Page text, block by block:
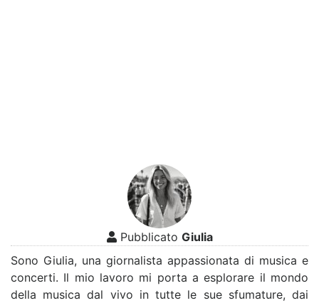
Pubblicato Giulia
Sono Giulia, una giornalista appassionata di musica e
concerti. Il mio lavoro mi porta a esplorare il mondo
della musica dal vivo in tutte le sue sfumature, dai